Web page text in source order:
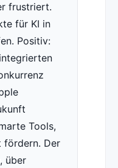
frustriert.
für KI in
Positiv:
Tools,
fördern. Der
über